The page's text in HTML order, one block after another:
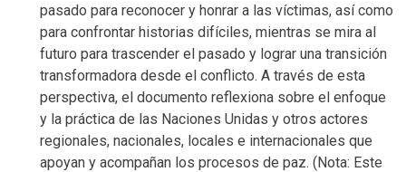
pasado para reconocer y honrar a las víctimas, así como
para confrontar historias difíciles, mientras se mira al
futuro para trascender el pasado y lograr una transición
transformadora desde el conflicto. A través de esta
perspectiva, el documento reflexiona sobre el enfoque
y la práctica de las Naciones Unidas y otros actores
regionales, nacionales, locales e internacionales que
apoyan y acompañan los procesos de paz. (Nota: Este